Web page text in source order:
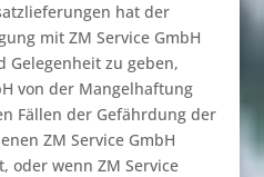
hat der
mit ZM Service GmbH
zu geben,
von der Mangelhaftung
Fällen der Gefährdung der
ZM Service GmbH
oder wenn ZM Service